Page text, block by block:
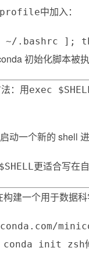
中加入：
.bashrc ];
初始化脚本被
：用exec
动一个新的 shell
更适合写在
建一个用于数据
conda init zsh